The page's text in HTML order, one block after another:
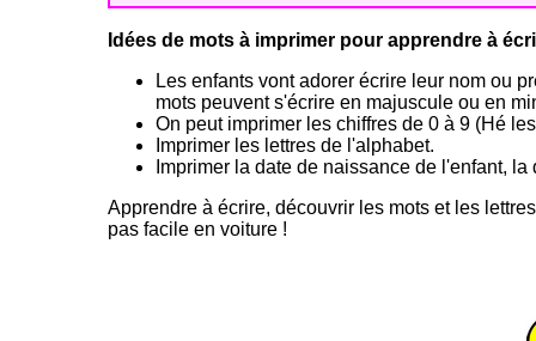
Idées de mots à imprimer pour apprendre à
Les enfants vont adorer écrire leur nom ou
mots peuvent s'écrire en majuscule ou en
On peut imprimer les chiffres de 0 à 9 (Hé
Imprimer les lettres de l'alphabet.
Imprimer la date de naissance de l'enfant, la
Apprendre à écrire, découvrir les mots et les
pas facile en voiture !